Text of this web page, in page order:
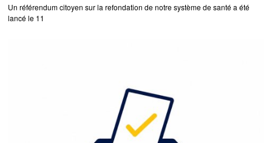
Un référendum citoyen sur la refondation de notre système de santé a été
lancé le 11